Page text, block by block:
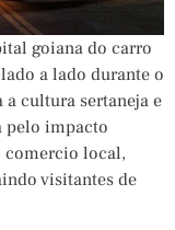
goiana do carro
a lado durante o
a cultura sertaneja e
pelo impacto
comercio local,
visitantes de